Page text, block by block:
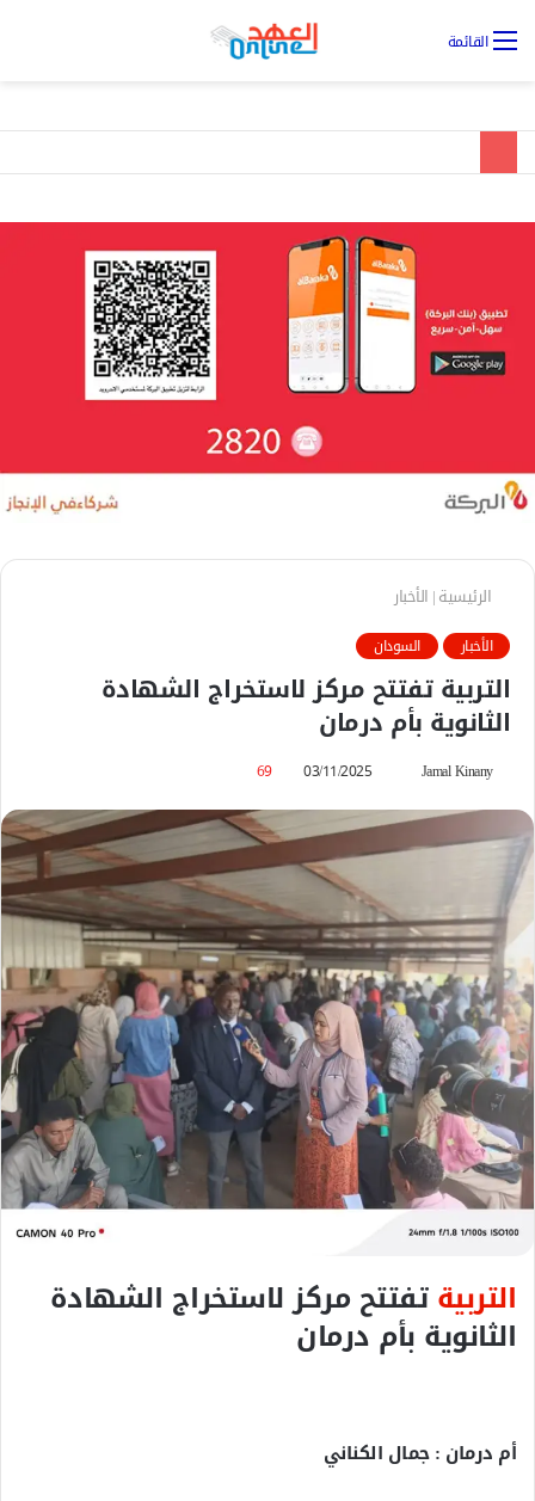
القائمة
الرئيسية| الأخبار
الأخبار السودان
التربية تفتتح مركز لاستخراج الشهادة
الثانوية بأم درمان
Jamal Kinany
س
ل
ر
ي
د
ا
إ
ل
ك
ر
و
ن
03/11/2025
69
التربيةتفتتح مركز لاستخراج الشهادة
الثانوية بأم درمان
أم درمان : جمال الكناني